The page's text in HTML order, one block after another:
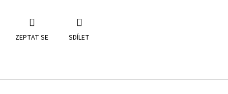
ZEPTAT SE SDÍLET